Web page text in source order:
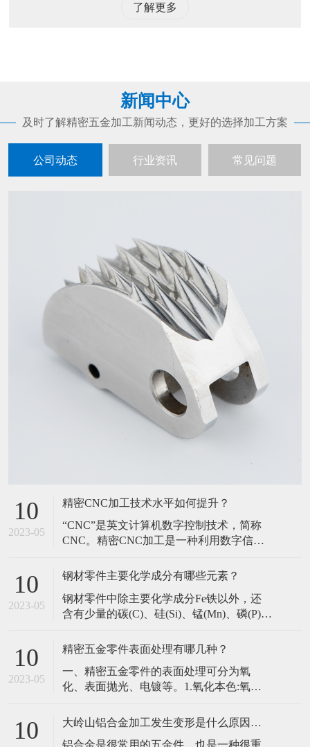
了解更多
新闻中心
及时了解精密五金加工新闻动态，更好的选择加工方案
公司动态 行业资讯 常见问题
10
2023-05
精密CNC加工技术水平如何提升？
​“CNC”是英文计算机数字控制技术，简称
CNC。精密CNC加工是一种利用数字信息
技术来控制机床的加工，或装有数控系统
升精密CNC加工的技术水平呢?接下来，小
编就针对这个问题来为大家详细介绍下。​
10
2023-05
钢材零件主要化学成分有哪些元素？
​钢材零件中除主要化学成分Fe铁以外，还
含有少量的碳(C)、硅(Si)、锰(Mn)、磷(P)、
素，这些元素虽含量很少，但对钢材性能
元素，它影响到钢材的强度、塑性、韧性
等机械力学性能。当钢中含碳量在0.8%以
10
2023-05
精密五金零件表面处理有哪几种？
​一、精密五金零件的表面处理可分为氧
化、表面抛光、电镀等。1.氧化本色:氧化
亮，产品长时间不容易氧化、发霉、发黑
时采用的工艺。氧化后颜色和原料一样，
10
大岭山铝合金加工发生变形是什么原因造成呢？
​铝合金是很常用的五金件，也是一种很重